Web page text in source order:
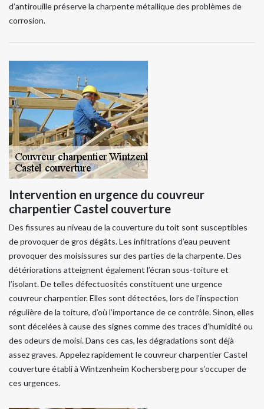
d’antirouille préserve la charpente métallique des problèmes de
corrosion.
Intervention en urgence du couvreur
charpentier Castel couverture
Des fissures au niveau de la couverture du toit sont susceptibles
de provoquer de gros dégâts. Les infiltrations d’eau peuvent
provoquer des moisissures sur des parties de la charpente. Des
détériorations atteignent également l’écran sous-toiture et
l’isolant. De telles défectuosités constituent une urgence
couvreur charpentier. Elles sont détectées, lors de l’inspection
régulière de la toiture, d’où l’importance de ce contrôle. Sinon, elles
sont décelées à cause des signes comme des traces d’humidité ou
des odeurs de moisi. Dans ces cas, les dégradations sont déjà
assez graves. Appelez rapidement le couvreur charpentier Castel
couverture établi à Wintzenheim Kochersberg pour s’occuper de
ces urgences.